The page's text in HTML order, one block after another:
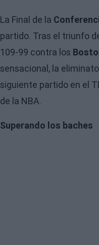
La Final de la
partido. Tras el triunfo
109-99 contra los
sensacional, la
siguiente partido en el
de la NBA.
Superando los baches